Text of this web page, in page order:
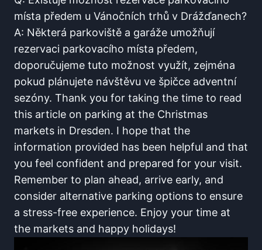
místa předem u ​Vánočních ‌trhů v Drážďanech?
A:‍ Některá parkoviště a garáže umožňují‍
rezervaci‍ parkovacího místa⁤ předem,
doporučujeme tuto možnost využít, zejména
pokud plánujete návštěvu ve špičce adventní
sezóny. Thank ⁣you for taking the time to read
this⁢ article on parking at​ the Christmas
markets in Dresden. I hope that the
information provided has been helpful and that
you⁣ feel confident and prepared for your​ visit.
Remember to ‌plan ahead, arrive early, and
consider‍ alternative parking options‌ to ensure
a stress-free experience. Enjoy your time at
the ‌markets and happy holidays!